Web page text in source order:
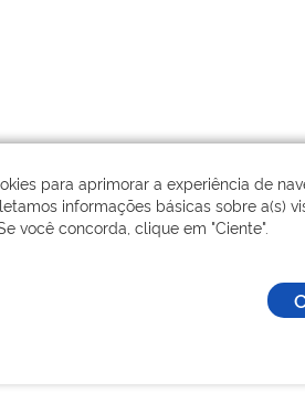
para aprimorar a experiência de
informações básicas sobre a(s)
você concorda, clique em "Ciente".